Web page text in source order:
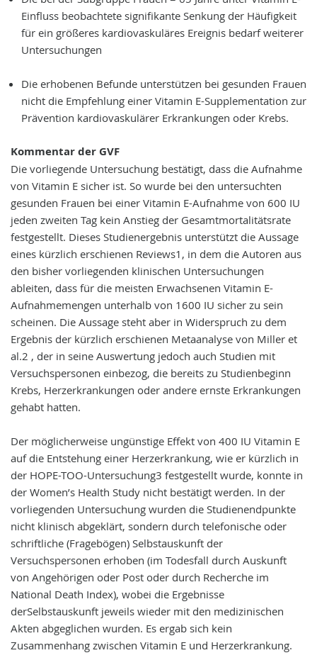
Einfluss beobachtete signifikante Senkung der Häufigkeit
für ein größeres kardiovaskuläres Ereignis bedarf weiterer
Untersuchungen
Die erhobenen Befunde unterstützen bei gesunden Frauen
nicht die Empfehlung einer Vitamin E-Supplementation zur
Prävention kardiovaskulärer Erkrankungen oder Krebs.
Kommentar der GVF
Die vorliegende Untersuchung bestätigt, dass die Aufnahme
von Vitamin E sicher ist. So wurde bei den untersuchten
gesunden Frauen bei einer Vitamin E-Aufnahme von 600 IU
jeden zweiten Tag kein Anstieg der Gesamtmortalitätsrate
festgestellt. Dieses Studienergebnis unterstützt die Aussage
eines kürzlich erschienen Reviews1, in dem die Autoren aus
den bisher vorliegenden klinischen Untersuchungen
ableiten, dass für die meisten Erwachsenen Vitamin E-
Aufnahmemengen unterhalb von 1600 IU sicher zu sein
scheinen. Die Aussage steht aber in Widerspruch zu dem
Ergebnis der kürzlich erschienen Metaanalyse von Miller et
al.2 , der in seine Auswertung jedoch auch Studien mit
Versuchspersonen einbezog, die bereits zu Studienbeginn
Krebs, Herzerkrankungen oder andere ernste Erkrankungen
gehabt hatten.
Der möglicherweise ungünstige Effekt von 400 IU Vitamin E
auf die Entstehung einer Herzerkrankung, wie er kürzlich in
der HOPE-TOO-Untersuchung3 festgestellt wurde, konnte in
der Women’s Health Study nicht bestätigt werden. In der
vorliegenden Untersuchung wurden die Studienendpunkte
nicht klinisch abgeklärt, sondern durch telefonische oder
schriftliche (Fragebögen) Selbstauskunft der
Versuchspersonen erhoben (im Todesfall durch Auskunft
von Angehörigen oder Post oder durch Recherche im
National Death Index), wobei die Ergebnisse
derSelbstauskunft jeweils wieder mit den medizinischen
Akten abgeglichen wurden. Es ergab sich kein
Zusammenhang zwischen Vitamin E und Herzerkrankung.